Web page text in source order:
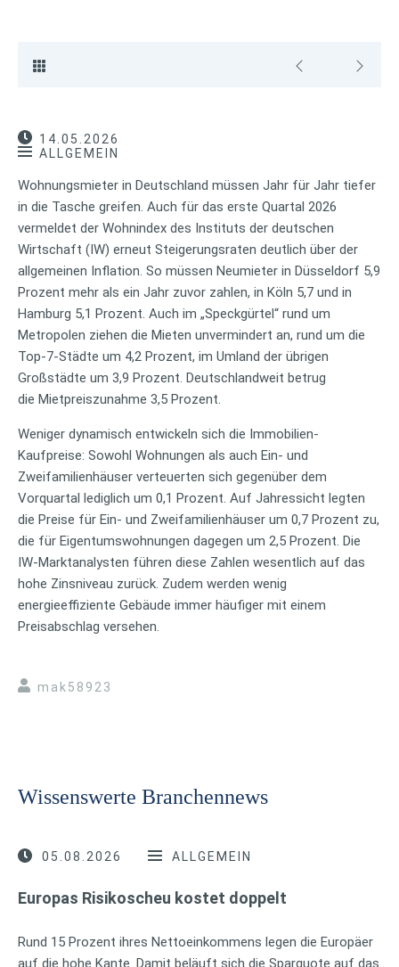
14.05.2026
ALLGEMEIN
Wohnungsmieter in Deutschland müssen Jahr für Jahr tiefer
in die Tasche greifen. Auch für das erste Quartal 2026
vermeldet der Wohnindex des Instituts der deutschen
Wirtschaft (IW) erneut Steigerungsraten deutlich über der
allgemeinen Inflation. So müssen Neumieter in Düsseldorf 5,9
Prozent mehr als ein Jahr zuvor zahlen, in Köln 5,7 und in
Hamburg 5,1 Prozent. Auch im „Speckgürtel“ rund um
Metropolen ziehen die Mieten unvermindert an, rund um die
Top-7-Städte um 4,2 Prozent, im Umland der übrigen
Großstädte um 3,9 Prozent. Deutschlandweit betrug
die Mietpreiszunahme 3,5 Prozent.
Weniger dynamisch entwickeln sich die Immobilien-
Kaufpreise: Sowohl Wohnungen als auch Ein- und
Zweifamilienhäuser verteuerten sich gegenüber dem
Vorquartal lediglich um 0,1 Prozent. Auf Jahressicht legten
die Preise für Ein- und Zweifamilienhäuser um 0,7 Prozent zu,
die für Eigentumswohnungen dagegen um 2,5 Prozent. Die
IW-Marktanalysten führen diese Zahlen wesentlich auf das
hohe Zinsniveau zurück. Zudem werden wenig
energieeffiziente Gebäude immer häufiger mit einem
Preisabschlag versehen.
mak58923
Wissenswerte Branchennews
05.08.2026 ALLGEMEIN
Europas Risikoscheu kostet doppelt
Rund 15 Prozent ihres Nettoeinkommens legen die Europäer
auf die hohe Kante. Damit beläuft sich die Sparquote auf das